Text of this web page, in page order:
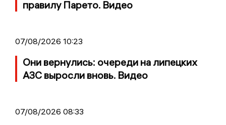
правилу Парето. Видео
07/08/2026 10:23
Они вернулись: очереди на липецких
АЗС выросли вновь. Видео
07/08/2026 08:33